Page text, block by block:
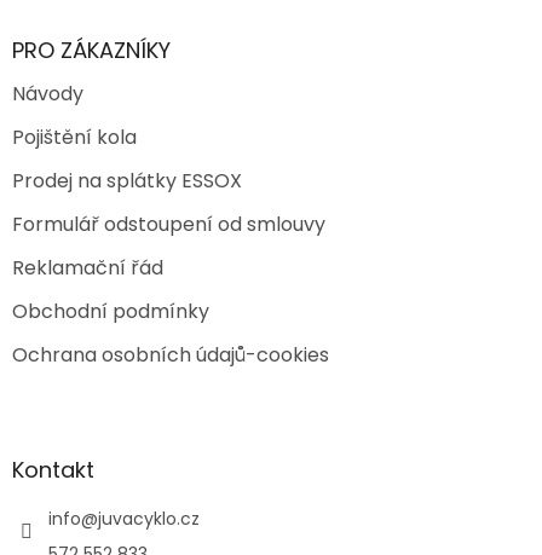
PRO ZÁKAZNÍKY
Návody
Pojištění kola
Prodej na splátky ESSOX
Formulář odstoupení od smlouvy
Reklamační řád
Obchodní podmínky
Ochrana osobních údajů-cookies
Kontakt
info@juvacyklo.cz